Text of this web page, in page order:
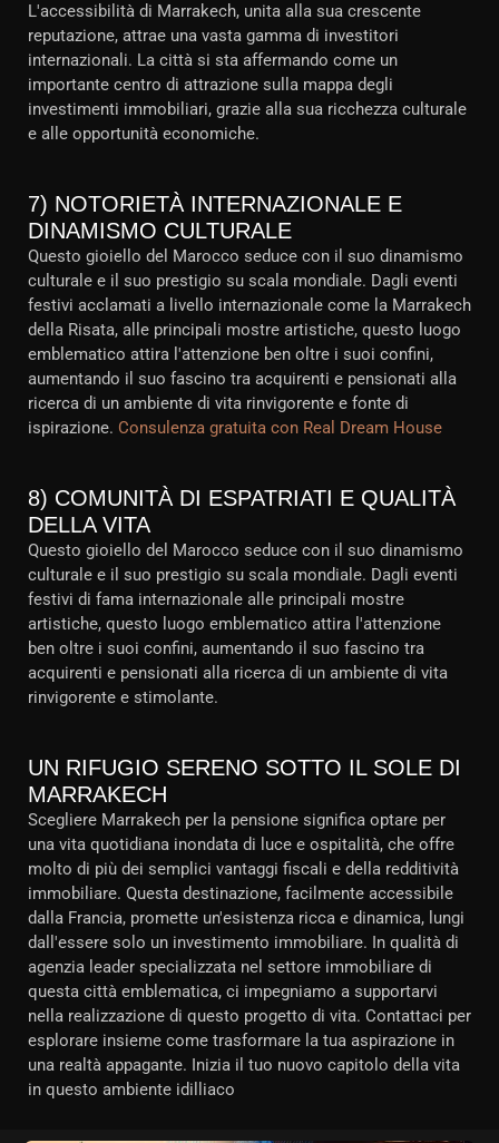
L'accessibilità di Marrakech, unita alla sua crescente
reputazione, attrae una vasta gamma di investitori
internazionali. La città si sta affermando come un
importante centro di attrazione sulla mappa degli
investimenti immobiliari, grazie alla sua ricchezza culturale
e alle opportunità economiche.
7) NOTORIETÀ INTERNAZIONALE E
DINAMISMO CULTURALE
Questo gioiello del Marocco seduce con il suo dinamismo
culturale e il suo prestigio su scala mondiale. Dagli eventi
festivi acclamati a livello internazionale come la Marrakech
della Risata, alle principali mostre artistiche, questo luogo
emblematico attira l'attenzione ben oltre i suoi confini,
aumentando il suo fascino tra acquirenti e pensionati alla
ricerca di un ambiente di vita rinvigorente e fonte di
ispirazione. Consulenza gratuita con Real Dream House
8) COMUNITÀ DI ESPATRIATI E QUALITÀ
DELLA VITA
Questo gioiello del Marocco seduce con il suo dinamismo
culturale e il suo prestigio su scala mondiale. Dagli eventi
festivi di fama internazionale alle principali mostre
artistiche, questo luogo emblematico attira l'attenzione
ben oltre i suoi confini, aumentando il suo fascino tra
acquirenti e pensionati alla ricerca di un ambiente di vita
rinvigorente e stimolante.
UN RIFUGIO SERENO SOTTO IL SOLE DI
MARRAKECH
Scegliere Marrakech per la pensione significa optare per
una vita quotidiana inondata di luce e ospitalità, che offre
molto di più dei semplici vantaggi fiscali e della redditività
immobiliare. Questa destinazione, facilmente accessibile
dalla Francia, promette un'esistenza ricca e dinamica, lungi
dall'essere solo un investimento immobiliare. In qualità di
agenzia leader specializzata nel settore immobiliare di
questa città emblematica, ci impegniamo a supportarvi
nella realizzazione di questo progetto di vita. Contattaci per
esplorare insieme come trasformare la tua aspirazione in
una realtà appagante. Inizia il tuo nuovo capitolo della vita
in questo ambiente idilliaco